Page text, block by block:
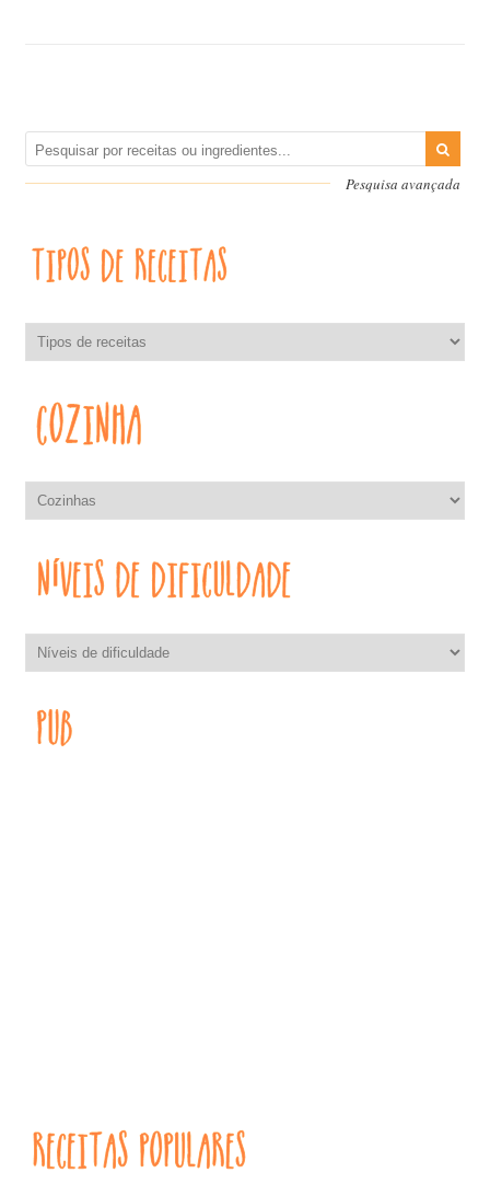
Pesquisa avançada